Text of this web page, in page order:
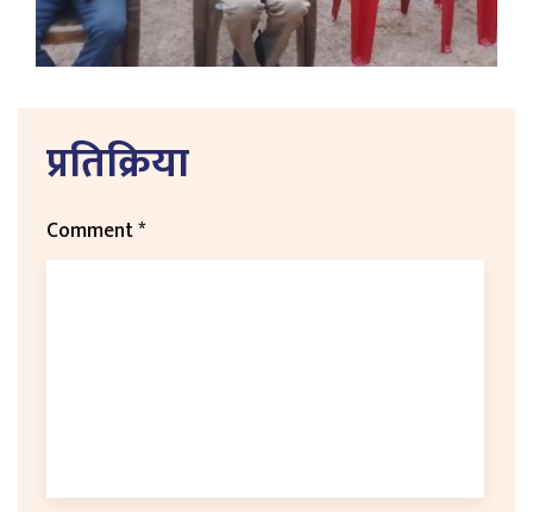
प्रतिक्रिया
Comment*